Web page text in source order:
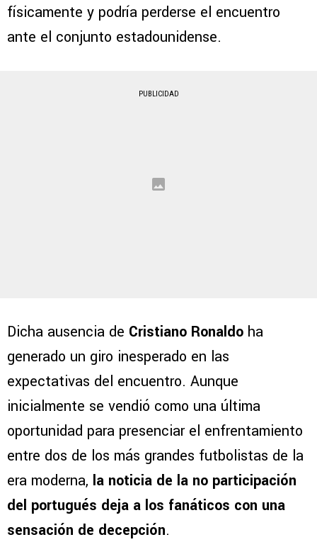
físicamente y podría perderse el encuentro
ante el conjunto estadounidense.
PUBLICIDAD
Dicha ausencia de Cristiano Ronaldo ha
generado un giro inesperado en las
expectativas del encuentro. Aunque
inicialmente se vendió como una última
oportunidad para presenciar el enfrentamiento
entre dos de los más grandes futbolistas de la
era moderna, la noticia de la no participación
del portugués deja a los fanáticos con una
sensación de decepción.